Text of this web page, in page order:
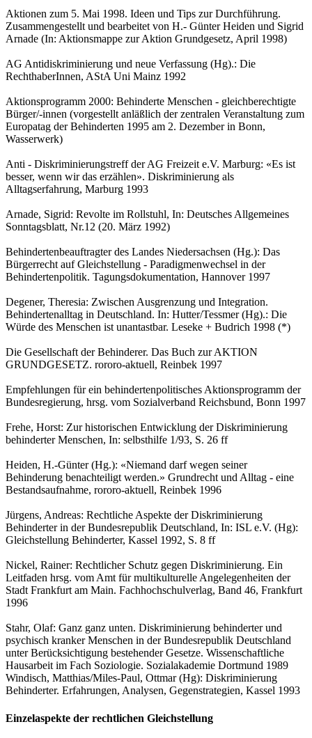
Aktionen zum 5. Mai 1998. Ideen und Tips zur Durchführung.
Zusammengestellt und bearbeitet von H.- Günter Heiden und Sigrid
Arnade (In: Aktionsmappe zur Aktion Grundgesetz, April 1998)
AG Antidiskriminierung und neue Verfassung (Hg).: Die
RechthaberInnen, AStA Uni Mainz 1992
Aktionsprogramm 2000: Behinderte Menschen - gleichberechtigte
Bürger/-innen (vorgestellt anläßlich der zentralen Veranstaltung zum
Europatag der Behinderten 1995 am 2. Dezember in Bonn,
Wasserwerk)
Anti - Diskriminierungstreff der AG Freizeit e.V. Marburg: «Es ist
besser, wenn wir das erzählen». Diskriminierung als
Alltagserfahrung, Marburg 1993
Arnade, Sigrid: Revolte im Rollstuhl, In: Deutsches Allgemeines
Sonntagsblatt, Nr.12 (20. März 1992)
Behindertenbeauftragter des Landes Niedersachsen (Hg.): Das
Bürgerrecht auf Gleichstellung - Paradigmenwechsel in der
Behindertenpolitik. Tagungsdokumentation, Hannover 1997
Degener, Theresia: Zwischen Ausgrenzung und Integration.
Behindertenalltag in Deutschland. In: Hutter/Tessmer (Hg).: Die
Würde des Menschen ist unantastbar. Leseke + Budrich 1998 (*)
Die Gesellschaft der Behinderer. Das Buch zur AKTION
GRUNDGESETZ. rororo-aktuell, Reinbek 1997
Empfehlungen für ein behindertenpolitisches Aktionsprogramm der
Bundesregierung, hrsg. vom Sozialverband Reichsbund, Bonn 1997
Frehe, Horst: Zur historischen Entwicklung der Diskriminierung
behinderter Menschen, In: selbsthilfe 1/93, S. 26 ff
Heiden, H.-Günter (Hg.): «Niemand darf wegen seiner
Behinderung benachteiligt werden.» Grundrecht und Alltag - eine
Bestandsaufnahme, rororo-aktuell, Reinbek 1996
Jürgens, Andreas: Rechtliche Aspekte der Diskriminierung
Behinderter in der Bundesrepublik Deutschland, In: ISL e.V. (Hg):
Gleichstellung Behinderter, Kassel 1992, S. 8 ff
Nickel, Rainer: Rechtlicher Schutz gegen Diskriminierung. Ein
Leitfaden hrsg. vom Amt für multikulturelle Angelegenheiten der
Stadt Frankfurt am Main. Fachhochschulverlag, Band 46, Frankfurt
1996
Stahr, Olaf: Ganz ganz unten. Diskriminierung behinderter und
psychisch kranker Menschen in der Bundesrepublik Deutschland
unter Berücksichtigung bestehender Gesetze. Wissenschaftliche
Hausarbeit im Fach Soziologie. Sozialakademie Dortmund 1989
Windisch, Matthias/Miles-Paul, Ottmar (Hg): Diskriminierung
Behinderter. Erfahrungen, Analysen, Gegenstrategien, Kassel 1993
Einzelaspekte der rechtlichen Gleichstellung